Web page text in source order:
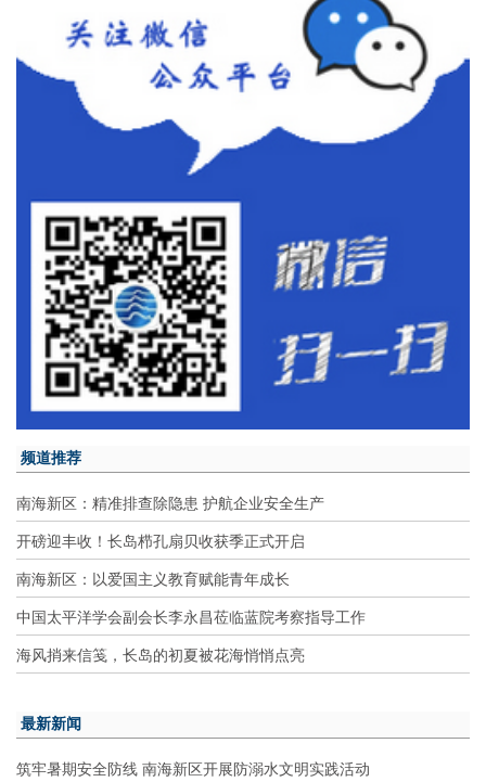
频道推荐
南海新区：精准排查除隐患 护航企业安全生产
开磅迎丰收！长岛栉孔扇贝收获季正式开启
南海新区：以爱国主义教育赋能青年成长
中国太平洋学会副会长李永昌莅临蓝院考察指导工作
海风捎来信笺，长岛的初夏被花海悄悄点亮
最新新闻
筑牢暑期安全防线 南海新区开展防溺水文明实践活动